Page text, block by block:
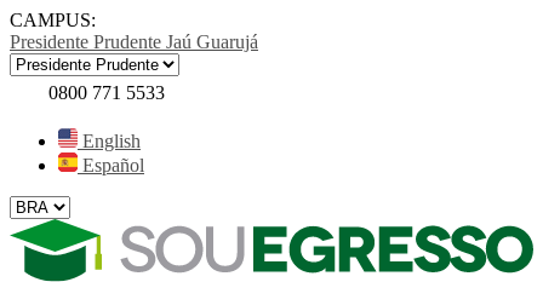
CAMPUS:
Presidente Prudente Jaú Guarujá
0800 771 5533
English
Español